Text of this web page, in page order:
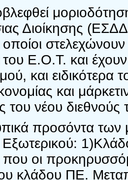
Διοίκησης
Ε.Ο.Τ. και έχουν
και ειδικότερα
και
του νέου
προσόντα
Εξωτερικού:
οι
κλάδου ΠΕ.